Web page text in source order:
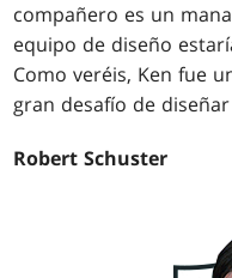
compañero es un
equipo de diseño
Como veréis, Ken fue
gran desafío de diseñar
Robert Schuster